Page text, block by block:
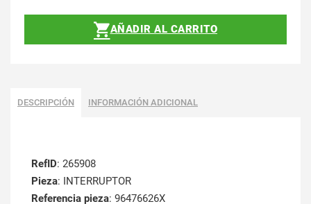
AÑADIR AL CARRITO
DESCRIPCIÓN INFORMACIÓN ADICIONAL
RefID: 265908
Pieza: INTERRUPTOR
Referencia pieza: 96476626X